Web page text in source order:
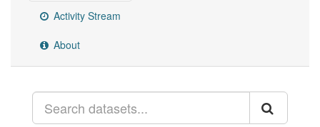
Activity Stream
About